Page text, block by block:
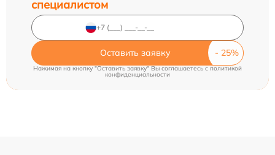
специалистом
Оставить заявку
Нажимая на кнопку "Оставить заявку" Вы соглашаетесь cполитикой
конфиденциальности